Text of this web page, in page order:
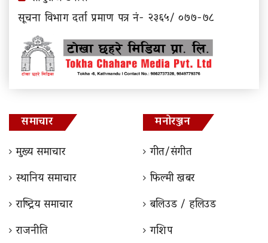
सूचना विभाग दर्ता प्रमाण पत्र नं- २३६५/ ०७७-७८
समाचार
मुख्य समाचार
स्थानिय समाचार
राष्ट्रिय समाचार
राजनीति
मनोरञ्जन
गीत/संगीत
फिल्मी खबर
बलिउड / हलिउड
गशिप